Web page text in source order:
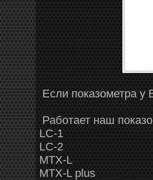
Если показометра у
Работает наш
LC-1
LC-2
MTX-L
MTX-L plus